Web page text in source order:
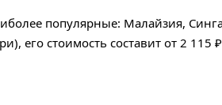
популярные: Малайзия,
его стоимость составит от 2 115 ₽